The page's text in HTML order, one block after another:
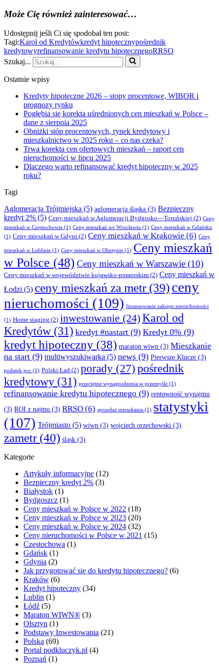
Może Cię również zainteresować…
Udostępnij jeśli Ci się spodobał ten post:
Tagi:Karol od Kredytówkredyt hipotecznypośrednik
kredytowyrefinansowanie kredytu hipotecznegoRRSO
Szukaj...
Ostatnie wpisy
Kredyty hipoteczne 2026 – stopy procentowe, WIBOR i
prognozy rynku
Pogłębia się korekta uśrednionych cen mieszkań w Polsce –
dane z sierpnia 2025
Obniżki stóp procentowych, rynek kredytowy i
mieszkalnictwo w 2025 roku – co nas czeka?
Trwa korekta cen ofertowych mieszkań – raport cen
nieruchomości w lipcu 2025
Dlaczego warto refinansować kredyt hipoteczny w 2025
roku?
Tagi
Aglomeracja Trójmiejska (5) aglomeracja śląska (3) Bezpieczny
kredyt 2% (5) Ceny mieszkań w Aglomeracji Bydgosko—Toruńskiej (2) Ceny
mieszkań w Częstochowie (1) Ceny mieszkań we Wrocławiu (1) Ceny mieszkań w Gdańsku
(1) Ceny mieszkań w Gdyni (2) Ceny mieszkań w Krakowie (6) Ceny
mieszkań w Lublinie (1) Ceny mieszkań w Olsztynie (1) Ceny mieszkań
w Polsce (48) Ceny mieszkań w Warszawie (10)
Ceny mieszkań w województwie kujawsko-pomorskim (2) Ceny mieszkań w
Łodzi (5) ceny mieszkań za metr(39)ceny
nieruchomości (109) finansowanie zakupu nieruchomości
(1) Home staging (2) inwestowanie (24)Karol od
Kredytów(31) kredyt #nastart (9) Kredyt 0% (9)
kredyt hipoteczny (38) maraton wiwn (3) Mieszkanie
na start (9) multiwyszukiwarka (5) news (9) Pierwsze Klucze (3)
podatek pcc (1) Polski Ład (2) porady (27) pośrednik
kredytowy (31) przeciętne wynagrodzenia w przemyśle (1)
refinansowanie kredytu hipotecznego (9) rentowność wynajmu
(3) ROI z najmu (3) RRSO (6) sprzedaż mieszkania (1) statystyki
(107) Trójmiasto (5) wiwn (3) wojciech orzechowski (3)
zametr(40) śląsk (3)
Kategorie
Artykuły informacyjne (12)
Bezpieczny kredyt 2% (3)
Białystok (1)
Bydgoszcz (1)
Ceny mieszkań w Polsce w 2022 (18)
Ceny mieszkań w Polsce w 2023 (20)
Ceny mieszkań w Polsce w 2024 (32)
Ceny nieruchomości w Polsce w 2021 (15)
Częstochowa (1)
Gdańsk (1)
Gdynia (2)
Jak przygotować się do kredytu hipotecznego? (6)
Kraków (6)
Kredyt hipoteczny (34)
Lublin (1)
Łódź (5)
Maraton WIWN® (3)
Olsztyn (1)
Podstawy Inwestowania (21)
Polska (69)
Portal podkluczyk.pl (4)
Poznań (1)